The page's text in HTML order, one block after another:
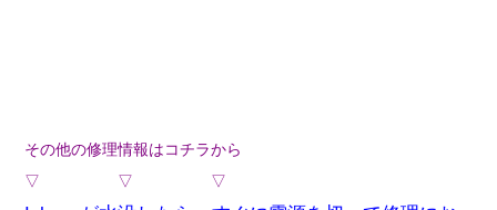
その他の修理情報はコチラから
▽ ▽ ▽